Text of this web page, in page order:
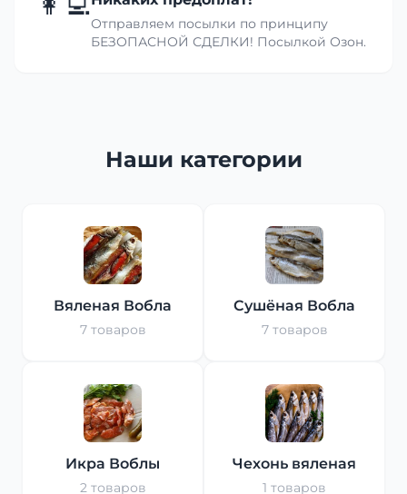
Отправляем посылки по принципу
БЕЗОПАСНОЙ СДЕЛКИ! Посылкой Озон.
Наши категории
Вяленая Вобла
7 товаров
Сушёная Вобла
7 товаров
Икра Воблы
2 товаров
Чехонь вяленая
1 товаров